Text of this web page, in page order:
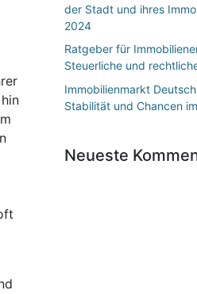
der Stadt und ihres
2024
Ratgeber für
Steuerliche und
Immobilienmarkt
Stabilität und Chancen
Neueste